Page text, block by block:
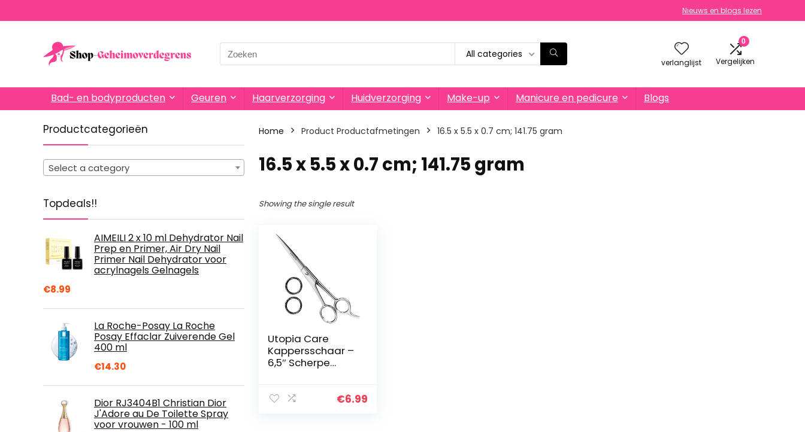
Nieuws en blogs lezen
Search
for:
All categories
verlanglijst
0
Vergelijken
Bad- en bodyproducten Geuren Haarverzorging Huidverzorging Make-up Manicure en pedicure Blogs
Productcategorieën
Select a category
Topdeals!!
AIMEILI 2 x 10 ml Dehydrator Nail
Prep en Primer, Air Dry Nail
Primer Nail Dehydrator voor
acrylnagels Gelnagels
€8.99
La Roche-Posay La Roche
Posay Effaclar Zuiverende Gel
400 ml
€14.30
Dior RJ3404B1 Christian Dior
J'Adore au De Toilette Spray
voor vrouwen - 100 ml
Home Product Productafmetingen ‎16.5 x 5.5 x 0.7 cm; 141.75 gram
‎16.5 x 5.5 x 0.7 cm; 141.75 gram
Showing the single result
Utopia Care
Kappersschaar –
6,5″ Scherpe
En Kapperssalon
€6.99